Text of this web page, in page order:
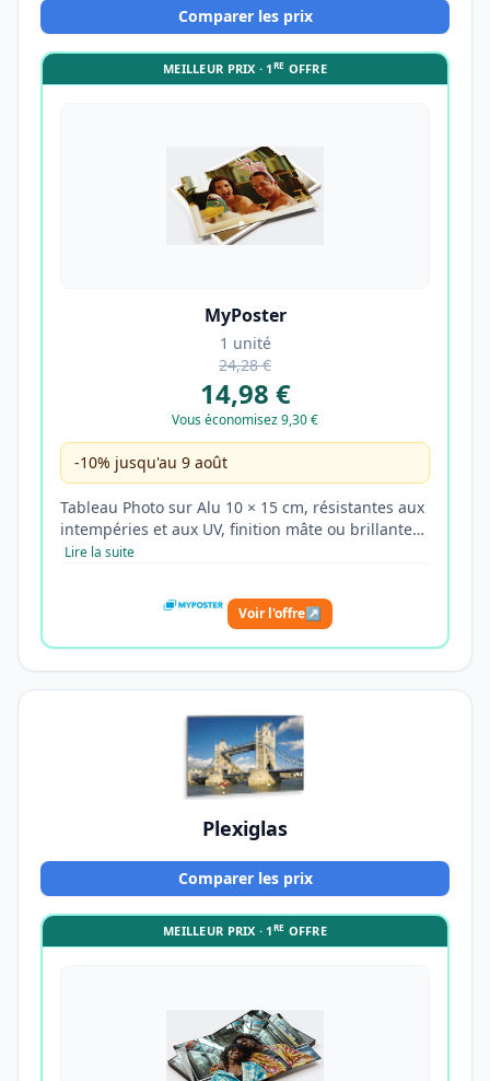
Comparer les prix
MEILLEUR PRIX · 1RE OFFRE
MyPoster
1 unité
24,28 €
14,98 €
Vous économisez 9,30 €
-10% jusqu'au 9 août
Tableau Photo sur Alu 10 × 15 cm, résistantes aux
intempéries et aux UV, finition mâte ou brillante…
Lire la suite
Voir l'offre↗
Plexiglas
Comparer les prix
MEILLEUR PRIX · 1RE OFFRE